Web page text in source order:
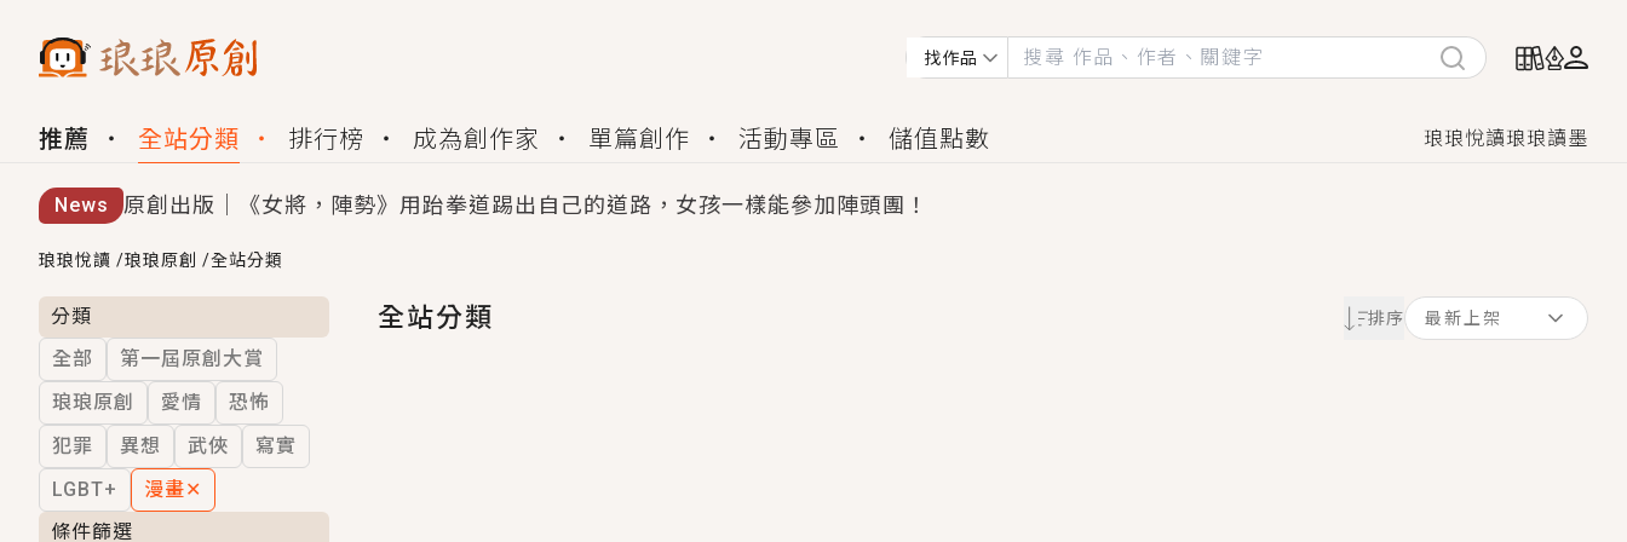
找作品
推薦 全站分類 排行榜 成為創作家 單篇創作 活動專區 儲值點數 琅琅悅讀琅琅讀墨
News 原創出版｜《女將，陣勢》用跆拳道踢出自己的道路，女孩一樣能參加陣頭團！
創,作家招募｜華文小說創作首選！有機會獲得豐富廣宣資源、專屬服務與獨享福利！
小編心動書單｜《離婚你提的，二婚嫁大佬，你哭什麼？》追妻火葬場！前夫失憶移情別戀，她頭也不回找新歡，他居然還後悔了？
GL｜《夏日與檸檬與重疊世界》炎熱的夏日、檸檬的香氣、互相愛慕的兩位少女，今夏最推純愛GL漫畫！
BL｜《費洛蒙中毒》救命！特殊費洛蒙體質世界觀，無法抗拒的吸引力，已中毒Σ>―(〃°ω°〃)♡→
OMG你嚇到我了｜《陰陽鬼店》上班族買了房子模型，但現實中買下的竟是屬於他的停屍櫃？！
言情｜《國語推行員》每個人心中都有一個連自己也無法改變的永恆， 他的一生將不由自主追逐著她……
琅琅悅讀 /琅琅原創 /全站分類
分類
全部
第一屆原創大賞
琅琅原創
愛情
恐怖
犯罪
異想 武俠
寫實
LGBT+
漫畫✕
條件篩選
全站分類 排序 最新上架